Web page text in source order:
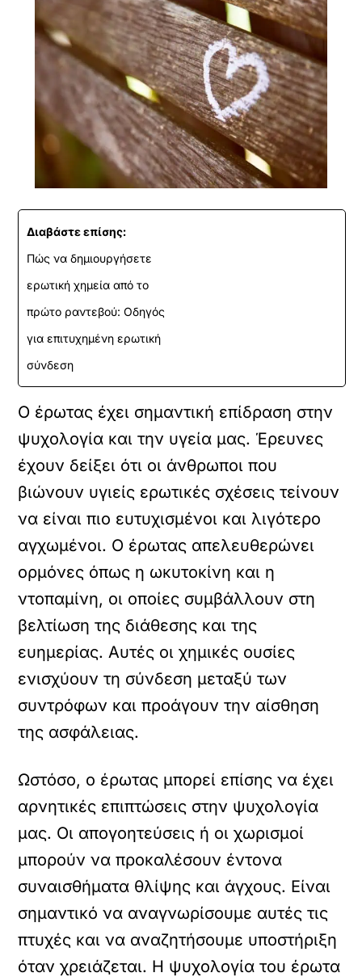
Διαβάστε επίσης:
Πώς να δημιουργήσετε
ερωτική χημεία από το
πρώτο ραντεβού: Οδηγός
για επιτυχημένη ερωτική
σύνδεση
Ο έρωτας έχει σημαντική επίδραση στην
ψυχολογία και την υγεία μας. Έρευνες
έχουν δείξει ότι οι άνθρωποι που
βιώνουν υγιείς ερωτικές σχέσεις τείνουν
να είναι πιο ευτυχισμένοι και λιγότερο
αγχωμένοι. Ο έρωτας απελευθερώνει
ορμόνες όπως η ωκυτοκίνη και η
ντοπαμίνη, οι οποίες συμβάλλουν στη
βελτίωση της διάθεσης και της
ευημερίας. Αυτές οι χημικές ουσίες
ενισχύουν τη σύνδεση μεταξύ των
συντρόφων και προάγουν την αίσθηση
της ασφάλειας.
Ωστόσο, ο έρωτας μπορεί επίσης να έχει
αρνητικές επιπτώσεις στην ψυχολογία
μας. Οι απογοητεύσεις ή οι χωρισμοί
μπορούν να προκαλέσουν έντονα
συναισθήματα θλίψης και άγχους. Είναι
σημαντικό να αναγνωρίσουμε αυτές τις
πτυχές και να αναζητήσουμε υποστήριξη
όταν χρειάζεται. Η ψυχολογία του έρωτα